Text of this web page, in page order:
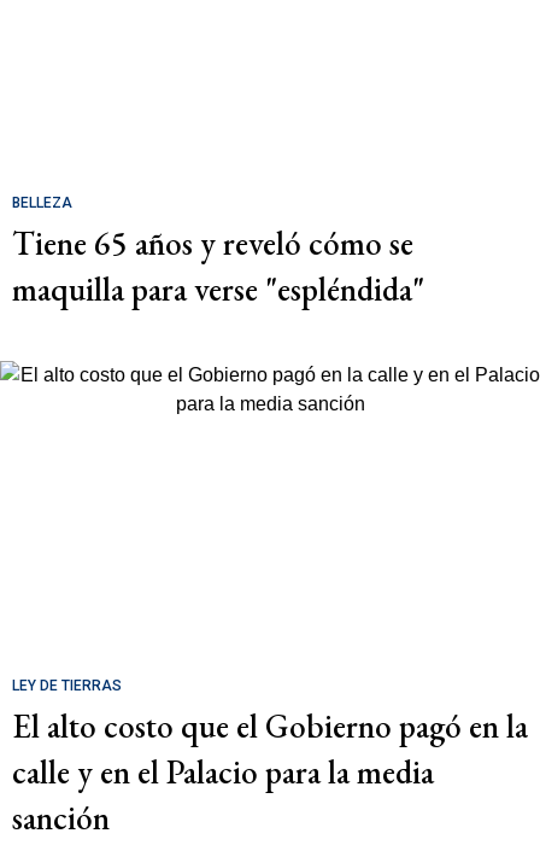
BELLEZA
Tiene 65 años y reveló cómo se
maquilla para verse "espléndida"
LEY DE TIERRAS
El alto costo que el Gobierno pagó en la
calle y en el Palacio para la media
sanción